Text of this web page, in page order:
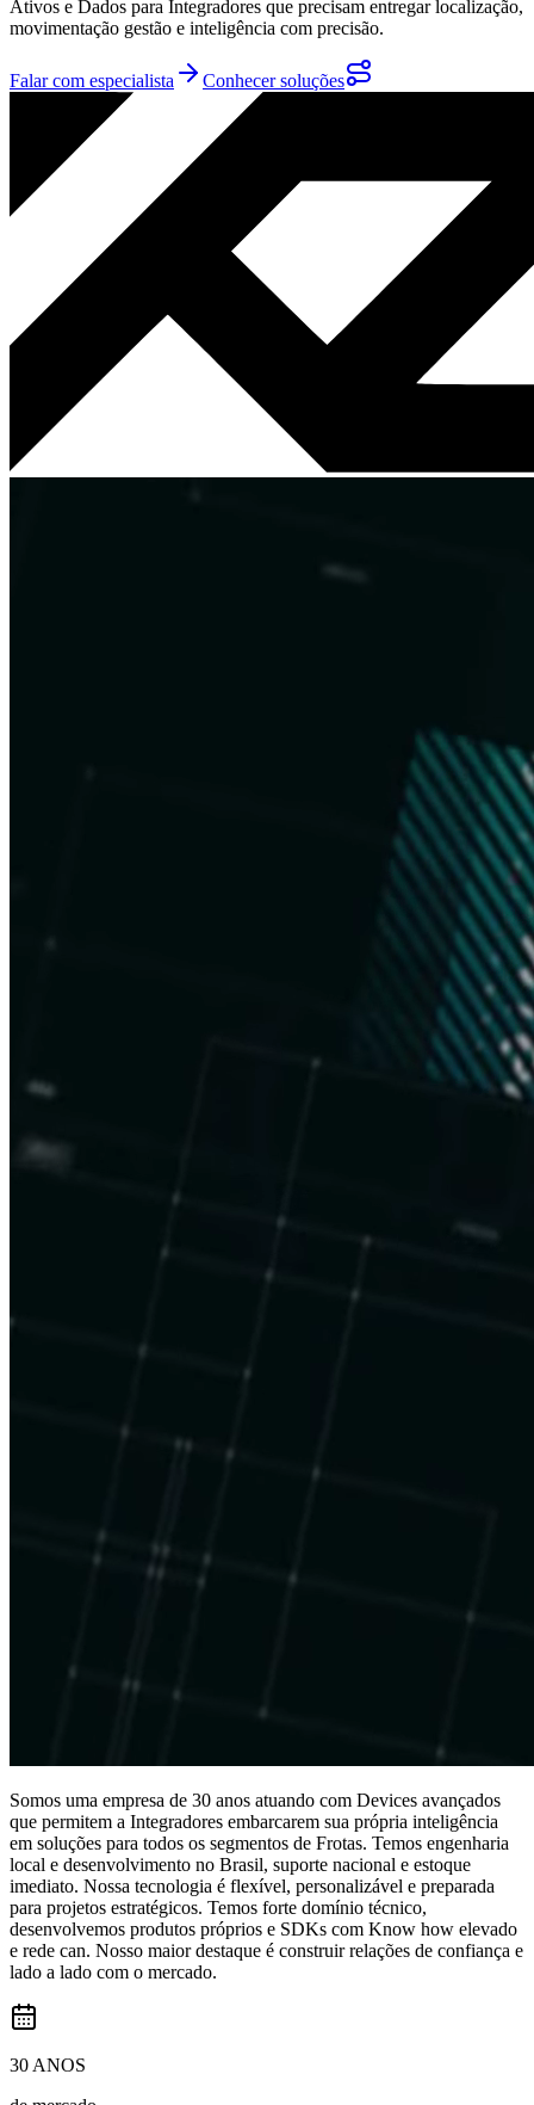
Ativos e Dados para Integradores que precisam entregar localização,
movimentação gestão e inteligência com precisão.
Falar com especialista Conhecer soluções
Somos uma empresa de 30 anos atuando com Devices avançados
que permitem a Integradores embarcarem sua própria inteligência
em soluções para todos os segmentos de Frotas. Temos engenharia
local e desenvolvimento no Brasil, suporte nacional e estoque
imediato. Nossa tecnologia é flexível, personalizável e preparada
para projetos estratégicos. Temos forte domínio técnico,
desenvolvemos produtos próprios e SDKs com Know how elevado
e rede can. Nosso maior destaque é construir relações de confiança e
lado a lado com o mercado.
30 ANOS